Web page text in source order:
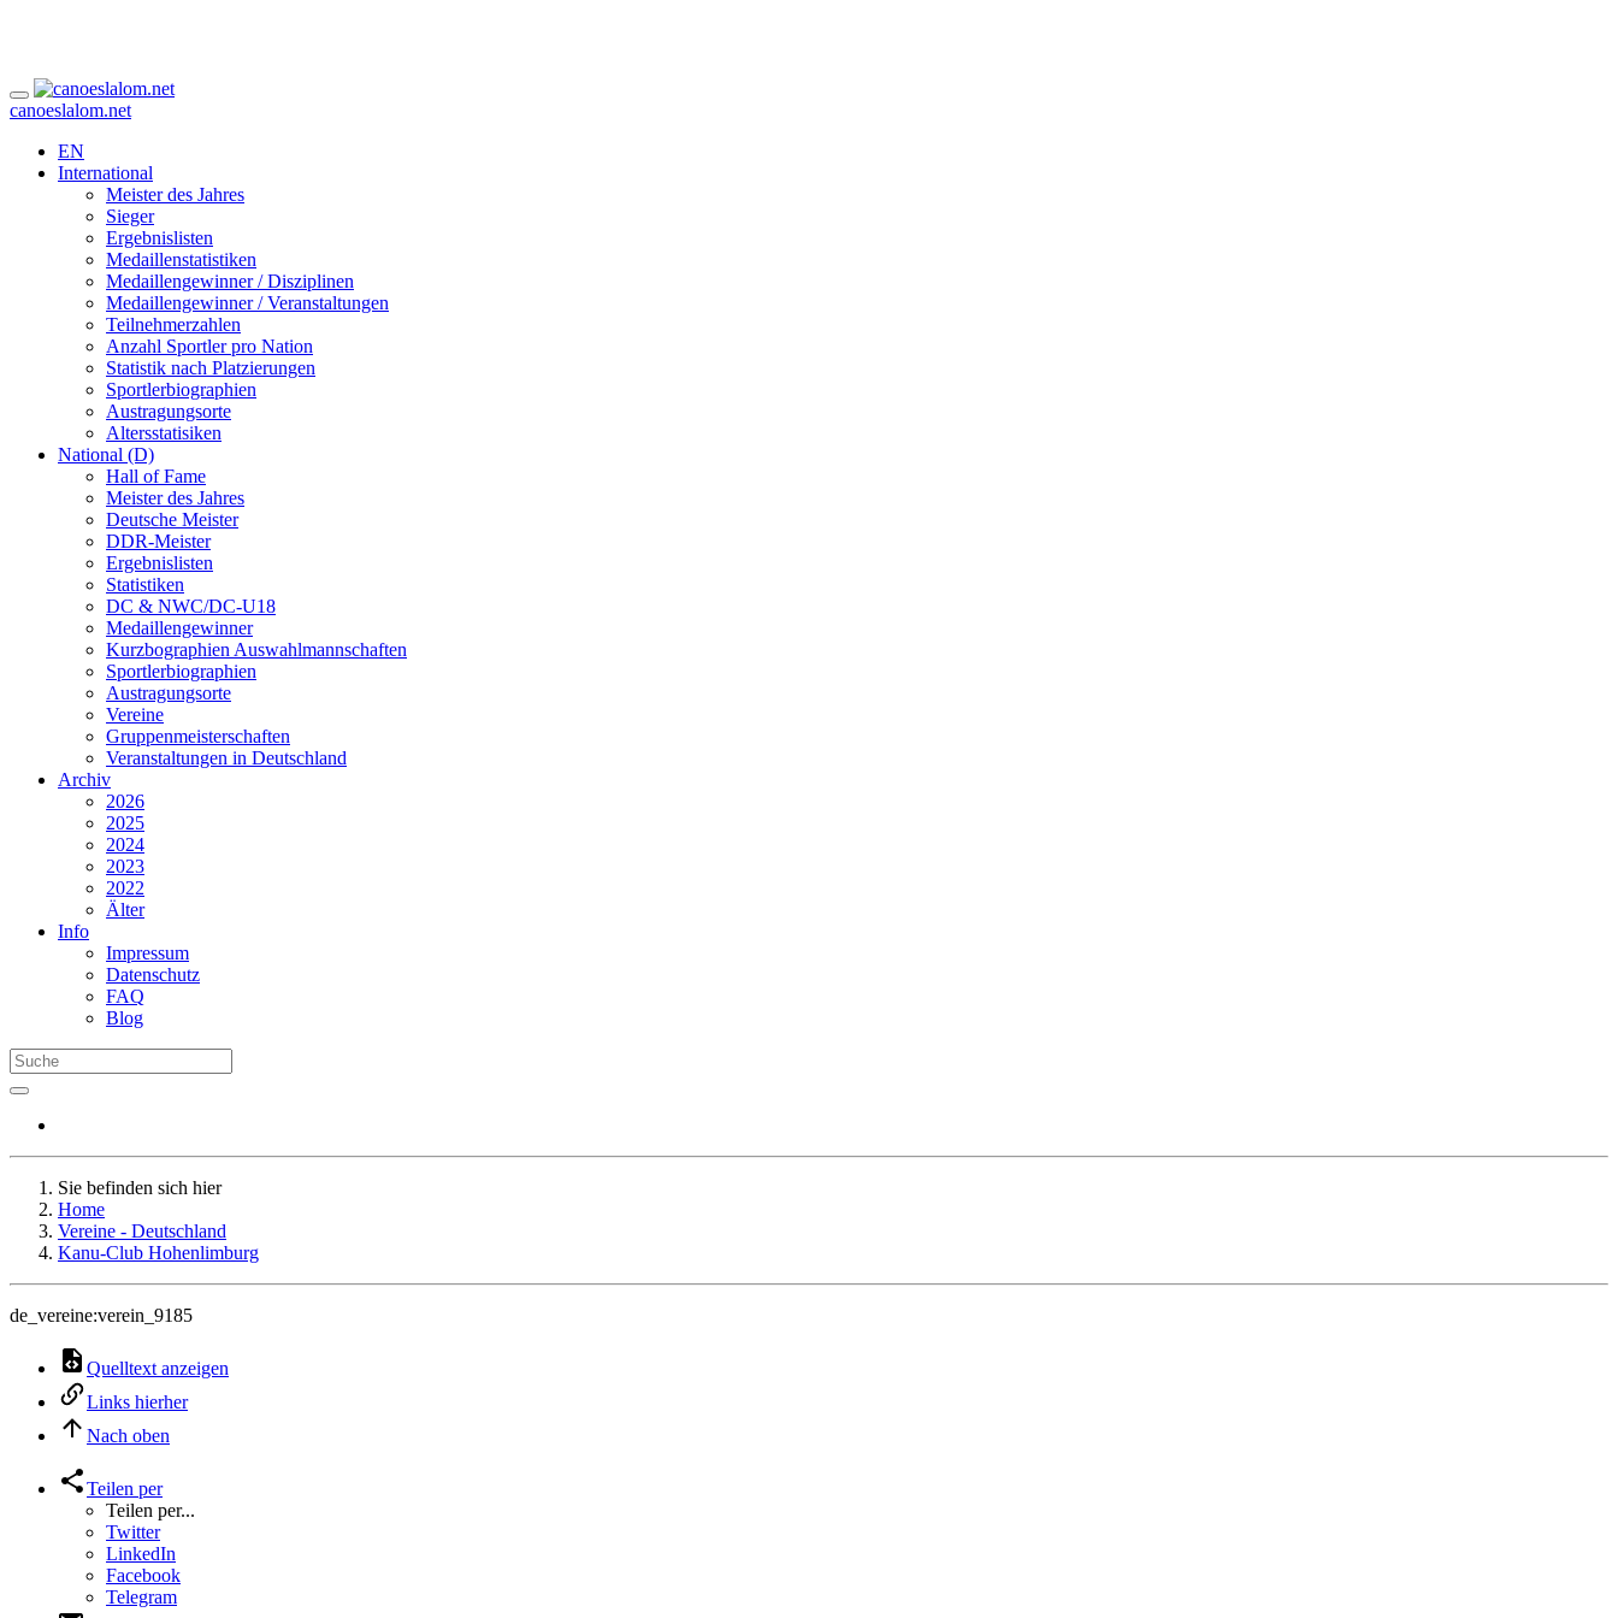
canoeslalom.net
EN
International
Meister des Jahres
Sieger
Ergebnislisten
Medaillenstatistiken
Medaillengewinner / Disziplinen
Medaillengewinner / Veranstaltungen
Teilnehmerzahlen
Anzahl Sportler pro Nation
Statistik nach Platzierungen
Sportlerbiographien
Austragungsorte
Altersstatisiken
National (D)
Hall of Fame
Meister des Jahres
Deutsche Meister
DDR-Meister
Ergebnislisten
Statistiken
DC & NWC/DC-U18
Medaillengewinner
Kurzbographien Auswahlmannschaften
Sportlerbiographien
Austragungsorte
Vereine
Gruppenmeisterschaften
Veranstaltungen in Deutschland
Archiv
2026
2025
2024
2023
2022
Älter
Info
Impressum
Datenschutz
FAQ
Blog
Sie befinden sich hier
Home
Vereine - Deutschland
Kanu-Club Hohenlimburg
de_vereine:verein_9185
Quelltext anzeigen
Links hierher
Nach oben
Teilen per
Teilen per...
Twitter
LinkedIn
Facebook
Telegram